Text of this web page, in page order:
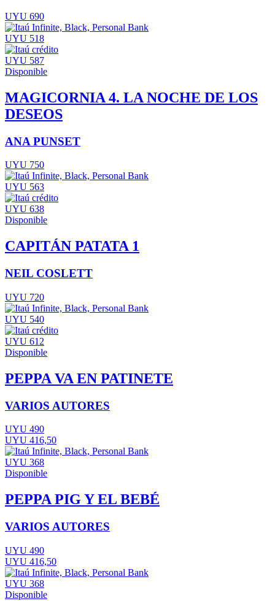
UYU 690
UYU 518
UYU 587
Disponible
MAGICORNIA 4. LA NOCHE DE LOS
DESEOS
ANA PUNSET
UYU 750
UYU 563
UYU 638
Disponible
CAPITÁN PATATA 1
NEIL COSLETT
UYU 720
UYU 540
UYU 612
Disponible
PEPPA VA EN PATINETE
VARIOS AUTORES
UYU 490
UYU 416,50
UYU 368
Disponible
PEPPA PIG Y EL BEBÉ
VARIOS AUTORES
UYU 490
UYU 416,50
UYU 368
Disponible